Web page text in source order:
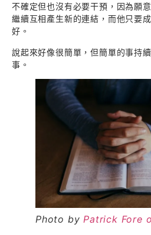
不確定但也沒有必要干預，因為願
繼續互相產生新的連結，而他只要
好。
說起來好像很簡單，但簡單的事持
事。
Photo by Patrick Fore